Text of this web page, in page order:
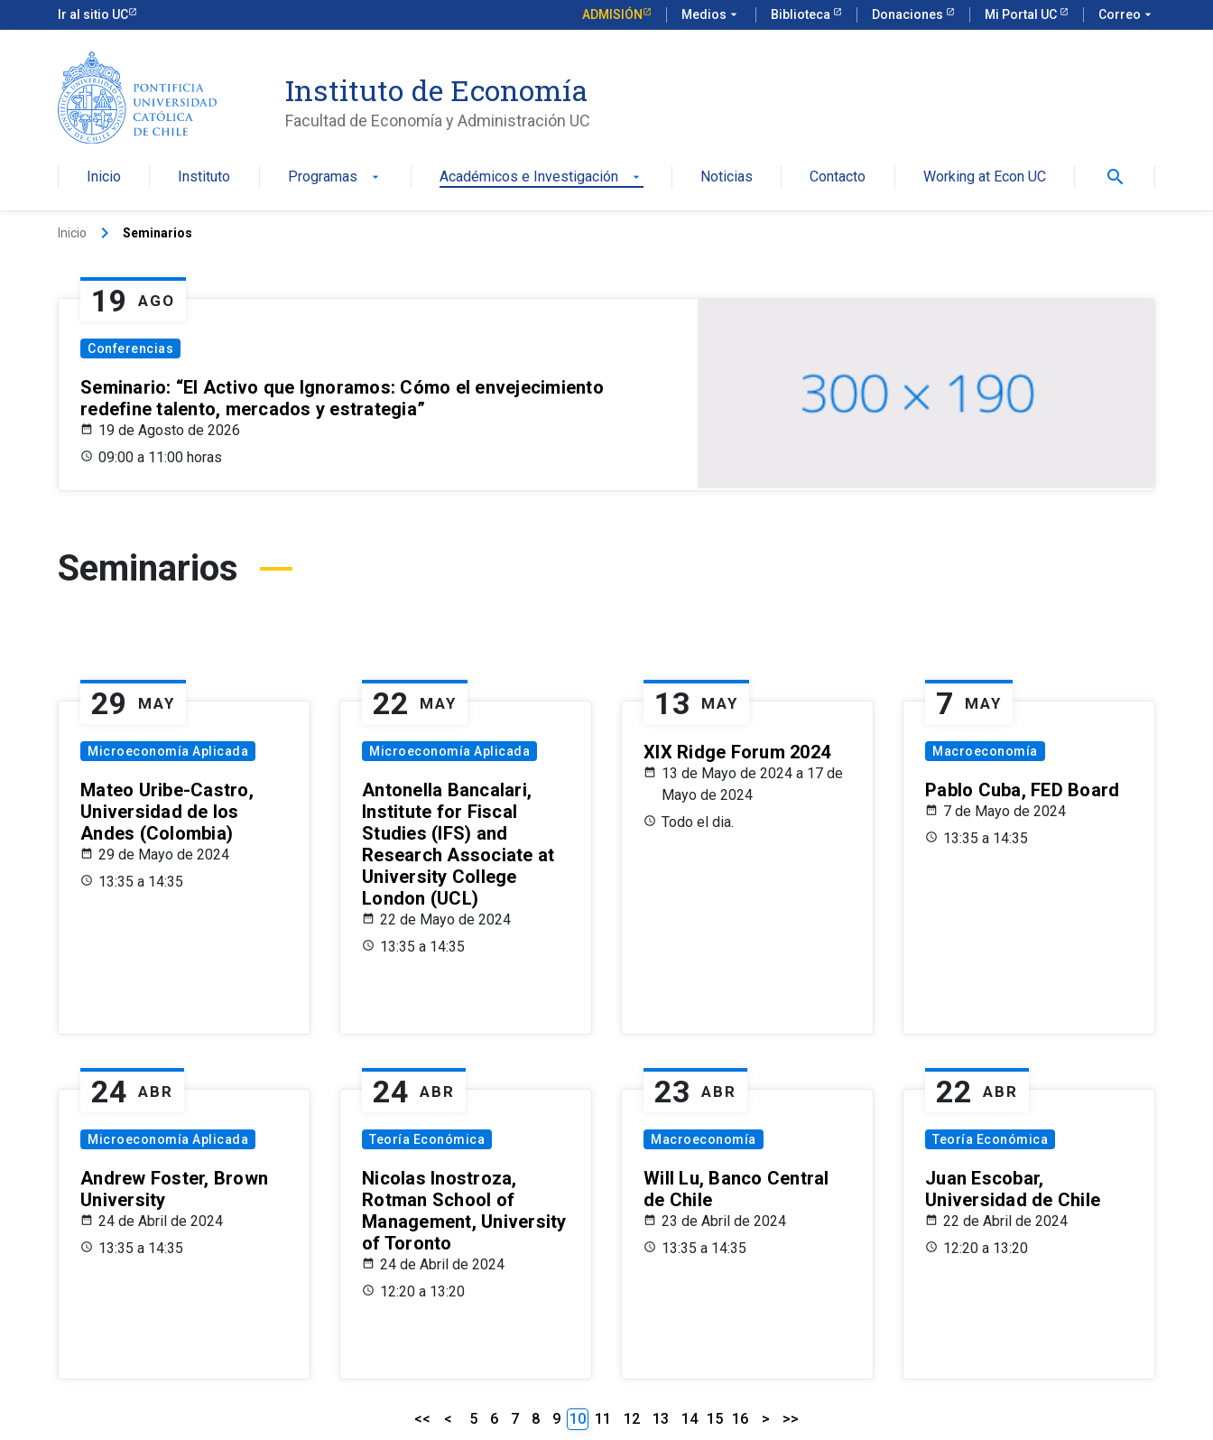
Ir al sitio UC ADMISIÓN Medios arrow_drop_down Biblioteca Donaciones Mi Portal UC Correo arrow_drop_down
Instituto de Economía
Facultad de Economía y Administración UC
Inicio Instituto Programas arrow_drop_down Académicos e Investigación arrow_drop_down Noticias Contacto Working at Econ UC search
Inicio keyboard_arrow_right Seminarios
19 AGO
Conferencias
Seminario: “El Activo que Ignoramos: Cómo el envejecimiento
redefine talento, mercados y estrategia”
19 de Agosto de 2026
09:00 a 11:00 horas
Seminarios
29 MAY
Microeconomía Aplicada
Mateo Uribe-Castro,
Universidad de los
Andes (Colombia)
29 de Mayo de 2024
13:35 a 14:35
22 MAY
Microeconomía Aplicada
Antonella Bancalari,
Institute for Fiscal
Studies (IFS) and
Research Associate at
University College
London (UCL)
22 de Mayo de 2024
13:35 a 14:35
13 MAY
XIX Ridge Forum 2024
13 de Mayo de 2024 a 17 de
Mayo de 2024
Todo el dia.
7 MAY
Macroeconomía
Pablo Cuba, FED Board
7 de Mayo de 2024
13:35 a 14:35
24 ABR
Microeconomía Aplicada
Andrew Foster, Brown
University
24 de Abril de 2024
13:35 a 14:35
24 ABR
Teoría Económica
Nicolas Inostroza,
Rotman School of
Management, University
of Toronto
24 de Abril de 2024
12:20 a 13:20
23 ABR
Macroeconomía
Will Lu, Banco Central
de Chile
23 de Abril de 2024
13:35 a 14:35
22 ABR
Teoría Económica
Juan Escobar,
Universidad de Chile
22 de Abril de 2024
12:20 a 13:20
<< < 5 6 7 8 9 10 11 12 13 14 15 16 > >>